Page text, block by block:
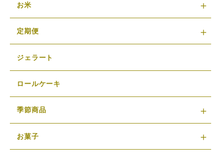
お米
定期便
ジェラート
ロールケーキ
季節商品
お菓子